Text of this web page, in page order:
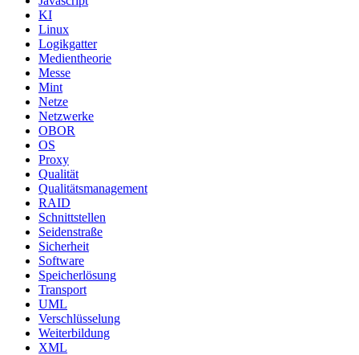
KI
Linux
Logikgatter
Medientheorie
Messe
Mint
Netze
Netzwerke
OBOR
OS
Proxy
Qualität
Qualitätsmanagement
RAID
Schnittstellen
Seidenstraße
Sicherheit
Software
Speicherlösung
Transport
UML
Verschlüsselung
Weiterbildung
XML